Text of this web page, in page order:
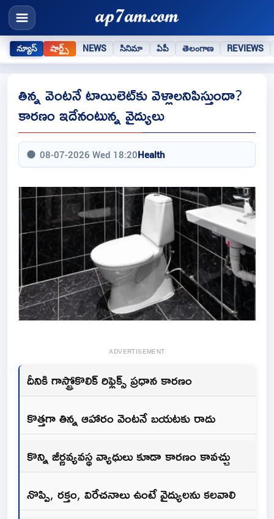
న్యూస్ షార్ట్స్ NEWS సినిమా ఏపీ తెలంగాణ REVIEWS
తిన్న వెంటనే టాయిలెట్‌కు వెళ్లాలనిపిస్తుందా?
కారణం ఇదేనంటున్న వైద్యులు
08-07-2026 Wed 18:20Health
ADVERTISEMENT
దీనికి గాస్ట్రోకొలిక్‌ రిఫ్లెక్స్‌ ప్రధాన కారణం
కొత్తగా తిన్న ఆహారం వెంటనే బయటకు రాదు
కొన్ని జీర్ణవ్యవస్థ వ్యాధులు కూడా కారణం కావచ్చు
నొప్పి, రక్తం, విరేచనాలు ఉంటే వైద్యులను కలవాలి